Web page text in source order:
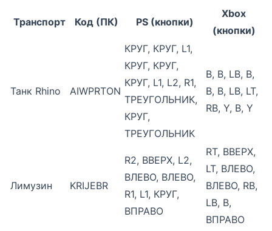
Транспорт Код (ПК) PS (кнопки)
Xbox
(кнопки)
Танк Rhino AIWPRTON
КРУГ, КРУГ, L1,
КРУГ, КРУГ,
КРУГ, L1, L2, R1,
ТРЕУГОЛЬНИК,
КРУГ,
ТРЕУГОЛЬНИК
B, B, LB, B,
B, B, LB, LT,
RB, Y, B, Y
Лимузин KRIJEBR
R2, ВВЕРХ, L2,
ВЛЕВО, ВЛЕВО,
R1, L1, КРУГ,
ВПРАВО
RT, ВВЕРХ,
LT, ВЛЕВО,
ВЛЕВО, RB,
LB, B,
ВПРАВО